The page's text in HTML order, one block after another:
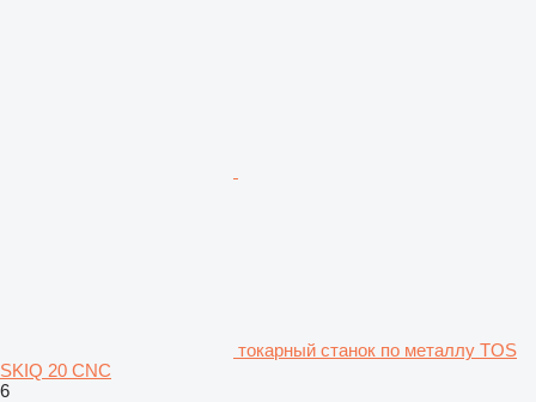
токарный станок по металлу TOS
SKIQ 20 CNC
6